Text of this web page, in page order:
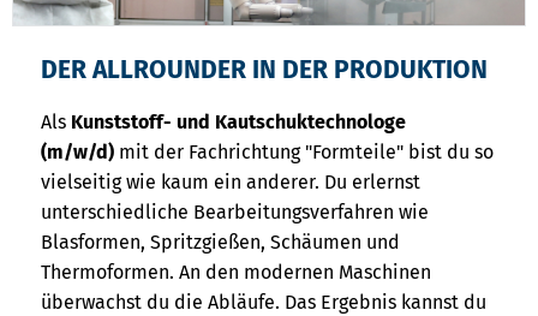
DER ALLROUNDER IN DER PRODUKTION
Als Kunststoff- und Kautschuktechnologe
(m/w/d) mit der Fachrichtung "Formteile" bist du so
vielseitig wie kaum ein anderer. Du erlernst
unterschiedliche Bearbeitungsverfahren wie
Blasformen, Spritzgießen, Schäumen und
Thermoformen. An den modernen Maschinen
überwachst du die Abläufe. Das Ergebnis kannst du